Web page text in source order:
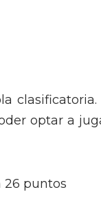
optar a
26 puntos